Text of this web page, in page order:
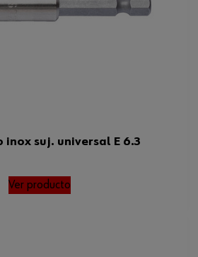
suj. universal E 6.3
Ver producto